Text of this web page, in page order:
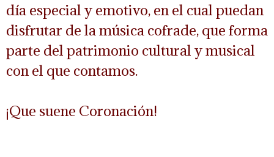
día especial y emotivo, en el cual puedan
disfrutar de la música cofrade, que forma
parte del patrimonio cultural y musical
con el que contamos.
¡Que suene Coronación!